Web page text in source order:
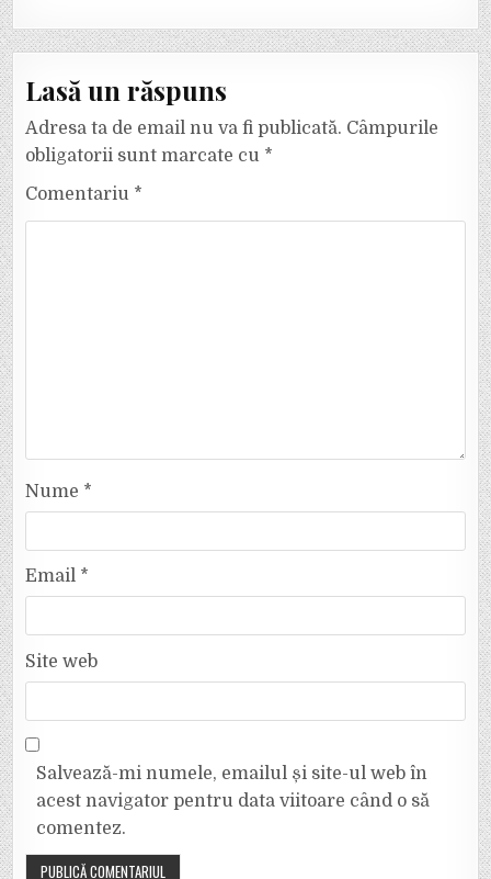
Lasă un răspuns
Adresa ta de email nu va fi publicată. Câmpurile
obligatorii sunt marcate cu *
Comentariu *
Nume *
Email *
Site web
Salvează-mi numele, emailul și site-ul web în
acest navigator pentru data viitoare când o să
comentez.